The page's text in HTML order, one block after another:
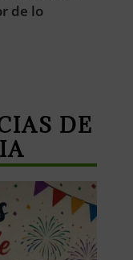
de lo
DE